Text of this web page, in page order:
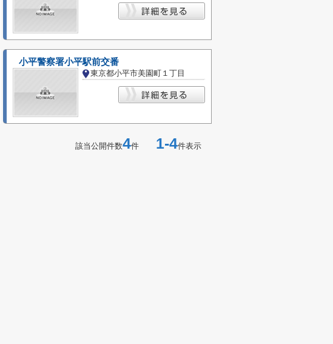
小平警察署小平駅前交番
東京都小平市美園町１丁目
該当公開件数4件 1-4件表示